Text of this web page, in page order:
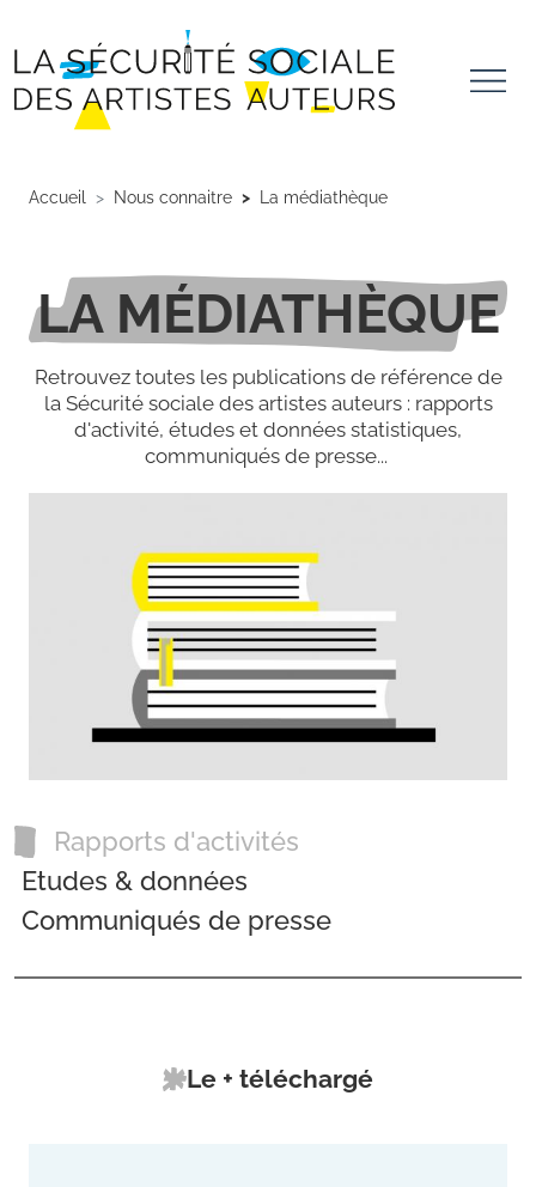
Accueil Nous connaitre La médiathèque
LA MÉDIATHÈQUE
Retrouvez toutes les publications de référence de
la Sécurité sociale des artistes auteurs : rapports
d'activité, études et données statistiques,
communiqués de presse...
Catégories
Rapports d'activités
Etudes & données
Communiqués de presse
Le + téléchargé